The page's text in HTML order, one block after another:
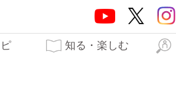
知る・楽しむ